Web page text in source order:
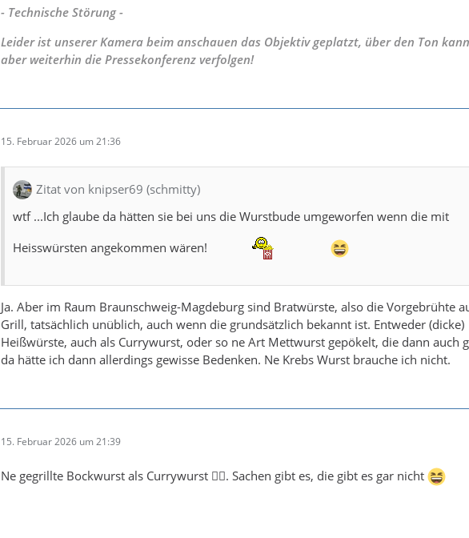
- Technische Störung -
Leider ist unserer Kamera beim anschauen das Objektiv geplatzt, über den Ton
aber weiterhin die Pressekonferenz verfolgen!
15. Februar 2026 um 21:36
Zitat von knipser69 (schmitty)
wtf ...Ich glaube da hätten sie bei uns die Wurstbude umgeworfen wenn die mit
Heisswürsten angekommen wären!
Ja. Aber im Raum Braunschweig-Magdeburg sind Bratwürste, also die Vorgebrühte
Grill, tatsächlich unüblich, auch wenn die grundsätzlich bekannt ist. Entweder (dicke)
Heißwürste, auch als Currywurst, oder so ne Art Mettwurst gepökelt, die dann auch
da hätte ich dann allerdings gewisse Bedenken. Ne Krebs Wurst brauche ich nicht.
15. Februar 2026 um 21:39
Ne gegrillte Bockwurst als Currywurst 😵‍💫. Sachen gibt es, die gibt es gar nicht